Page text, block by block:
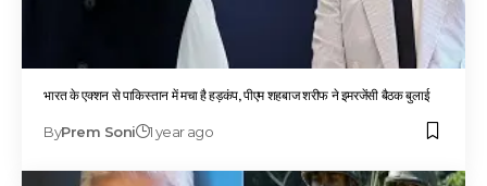
भारत के एक्शन से पाकिस्तान में मचा है हड़कंप, पीएम शहबाज शरीफ ने इमरजेंसी बैठक बुलाई
ByPrem Soni 1 year ago